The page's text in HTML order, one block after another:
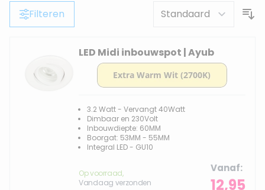
Filteren
LED Midi inbouwspot | Ayub
3.2 Watt - Vervangt 40Watt
Dimbaar en 230Volt
Inbouwdiepte: 60MM
Boorgat: 53MM - 55MM
Integral LED - GU10
Op voorraad,
Vandaag verzonden
Vanaf
12,95